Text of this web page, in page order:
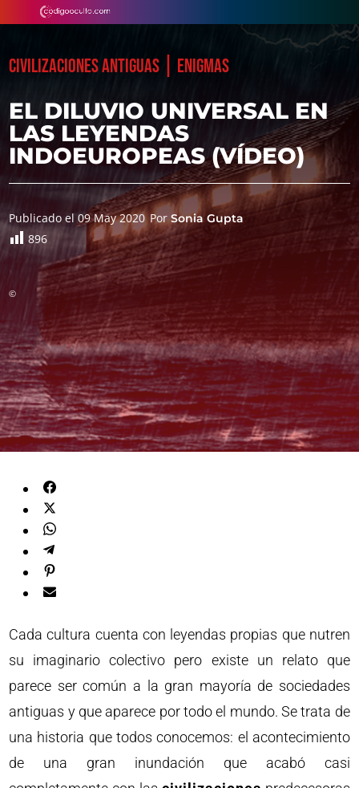
CIVILIZACIONES ANTIGUAS ENIGMAS
EL DILUVIO UNIVERSAL EN
LAS LEYENDAS
INDOEUROPEAS (VÍDEO)
Publicado el 09 May 2020 PorSonia Gupta
896
©
Cada cultura cuenta con leyendas propias que nutren
su imaginario colectivo pero existe un relato que
parece ser común a la gran mayoría de sociedades
antiguas y que aparece por todo el mundo. Se trata de
una historia que todos conocemos: el acontecimiento
de una gran inundación que acabó casi